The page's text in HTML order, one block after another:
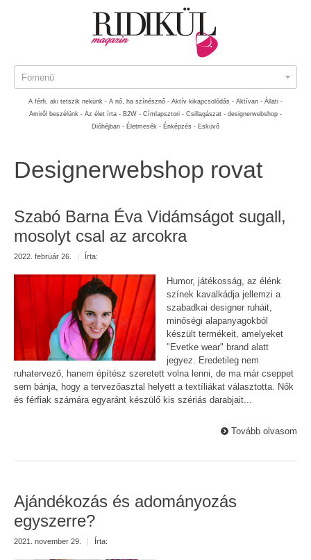
Fomenü
A férfi, aki tetszik nekünk - A nő, ha színésznő - Aktív kikapcsolódás - Aktívan - Állati -
Amiről beszélünk - Az élet írta - B2W - Címlapsztori - Csillagászat - designerwebshop -
Dióhéjban - Életmesék - Énképzés - Esküvő
Designerwebshop rovat
Szabó Barna Éva Vidámságot sugall,
mosolyt csal az arcokra
2022. február 26. | Írta:
Humor, játékosság, az élénk
színek kavalkádja jellemzi a
szabadkai designer ruháit,
minőségi alapanyagokból
készült termékeit, amelyeket
"Evetke wear" brand alatt
jegyez. Eredetileg nem
ruhatervező, hanem építész szeretett volna lenni, de ma már cseppet
sem bánja, hogy a tervezőasztal helyett a textíliákat választotta. Nők
és férfiak számára egyaránt készülő kis szériás darabjait...
Tovább olvasom
Ajándékozás és adományozás
egyszerre?
2021. november 29. | Írta: